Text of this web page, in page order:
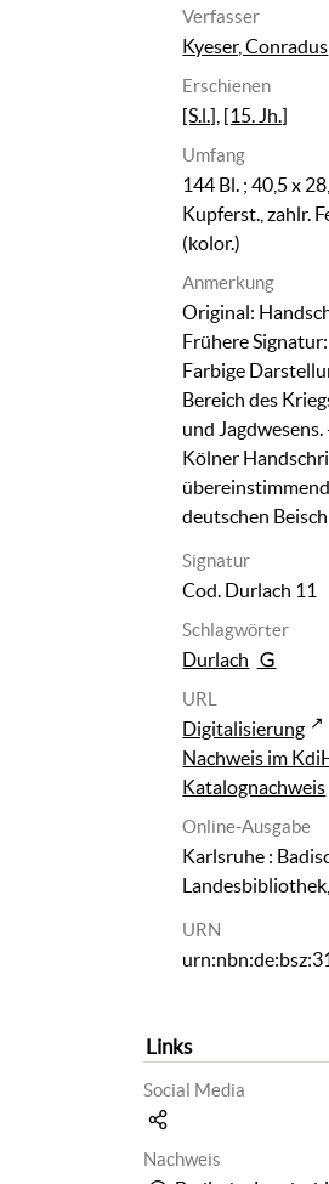
Verfasser
Kyeser, Conradus
Erschienen
[S.l.] [15. Jh.]
Umfang
144 Bl. ; 40,5 x
Kupferst., zahlr.
(kolor.)
Anmerkung
Original:
Frühere
Farbige
Bereich des
und
Kölner
deutschen
Signatur
Cod. Durlach 11
Schlagwörter
Durlach
URL
Digitalisierung
Nachweis im
Katalognachweis
Online-Ausgabe
Karlsruhe :
URN
Links
Social Media
Nachweis